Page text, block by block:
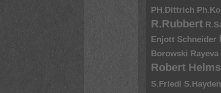
PH.Dittrich
R.Rubbert
Enjott Schneider
Borowski Rayeva
Robert
S.Friedl
S.Hayden